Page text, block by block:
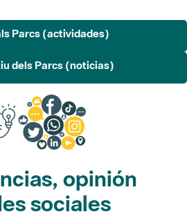
Parcs (actividades)
dels Parcs (noticias)
opinión
sociales